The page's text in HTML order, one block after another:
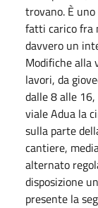
trovano. È
fatti carico fra
davvero un
Modifiche alla
lavori, da
dalle 8 alle
viale Adua la
sulla parte
cantiere,
alternato
disposizione
presente la